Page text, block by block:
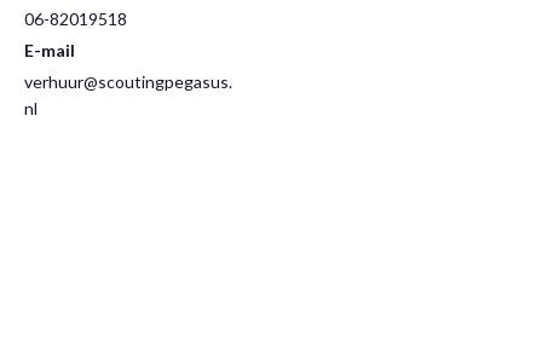
06-82019518
E-mail
verhuur@scoutingpegasus.
nl